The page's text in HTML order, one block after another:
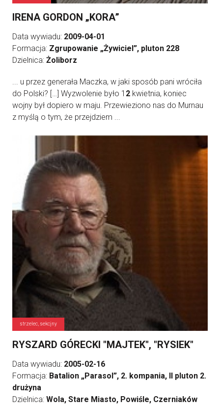
IRENA GORDON „KORA”
Data wywiadu: 2009-04-01
Formacja: Zgrupowanie „Żywiciel”, pluton 228
Dzielnica: Żoliborz
... u przez generała Maczka, w jaki sposób pani wróciła
do Polski? […] Wyzwolenie było 1 2 kwietnia, koniec
wojny był dopiero w maju. Przewieziono nas do Murnau
z myślą o tym, że przejdziem ...
strzelec, sekcjny
RYSZARD GÓRECKI "MAJTEK", "RYSIEK"
Data wywiadu: 2005-02-16
Formacja: Batalion „Parasol”, 2. kompania, II pluton 2.
drużyna
Dzielnica: Wola, Stare Miasto, Powiśle, Czerniaków